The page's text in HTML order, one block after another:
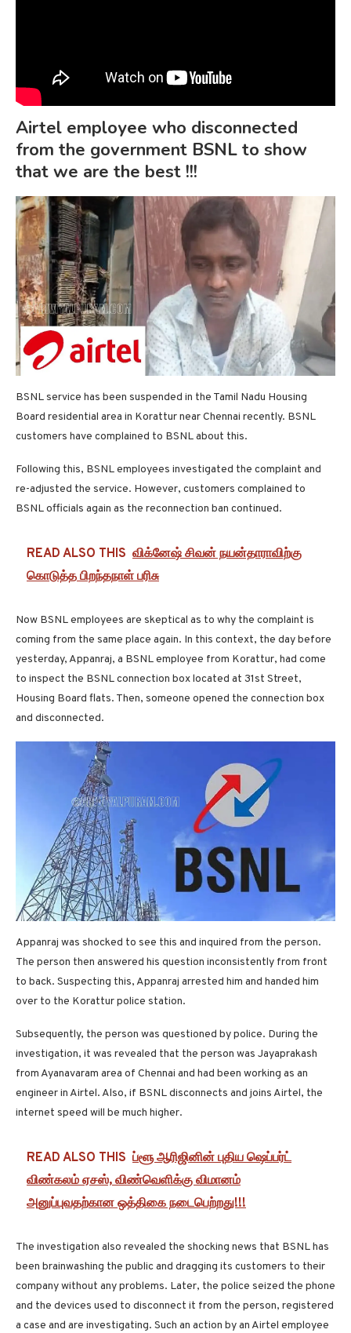
Airtel employee who disconnected
from the government BSNL to show
that we are the best !!!
BSNL service has been suspended in the Tamil Nadu Housing
Board residential area in Korattur near Chennai recently. BSNL
customers have complained to BSNL about this.
Following this, BSNL employees investigated the complaint and
re-adjusted the service. However, customers complained to
BSNL officials again as the reconnection ban continued.
READ ALSO THIS விக்னேஷ் சிவன் நயன்தாராவிற்கு
கொடுத்த பிறந்தநாள் பரிசு
Now BSNL employees are skeptical as to why the complaint is
coming from the same place again. In this context, the day before
yesterday, Appanraj, a BSNL employee from Korattur, had come
to inspect the BSNL connection box located at 31st Street,
Housing Board flats. Then, someone opened the connection box
and disconnected.
Appanraj was shocked to see this and inquired from the person.
The person then answered his question inconsistently from front
to back. Suspecting this, Appanraj arrested him and handed him
over to the Korattur police station.
Subsequently, the person was questioned by police. During the
investigation, it was revealed that the person was Jayaprakash
from Ayanavaram area of ​​Chennai and had been working as an
engineer in Airtel. Also, if BSNL disconnects and joins Airtel, the
internet speed will be much higher.
READ ALSO THIS ப்ளூ ஆரிஜினின் புதிய ஷெப்பர்ட்
விண்கலம் ஏசஸ், விண்வெளிக்கு விமானம்
அனுப்புவதற்கான ஒத்திகை நடைபெற்றது!!!
The investigation also revealed the shocking news that BSNL has
been brainwashing the public and dragging its customers to their
company without any problems. Later, the police seized the phone
and the devices used to disconnect it from the person, registered
a case and are investigating. Such an action by an Airtel employee